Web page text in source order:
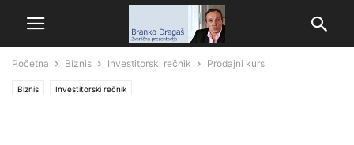
Početna Biznis Investitorski rečnik Prodajni kurs
Biznis Investitorski rečnik